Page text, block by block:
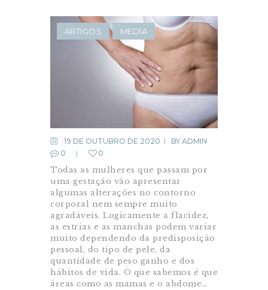
ARTIGOS MEDIA
19 DE OUTUBRO DE 2020 BY ADMIN
0
0
Todas as mulheres que passam por
uma gestação vão apresentar
algumas alterações no contorno
corporal nem sempre muito
agradáveis. Logicamente a flacidez,
as estrias e as manchas podem variar
muito dependendo da predisposição
pessoal, do tipo de pele, da
quantidade de peso ganho e dos
hábitos de vida. O que sabemos é que
áreas como as mamas e o abdome…